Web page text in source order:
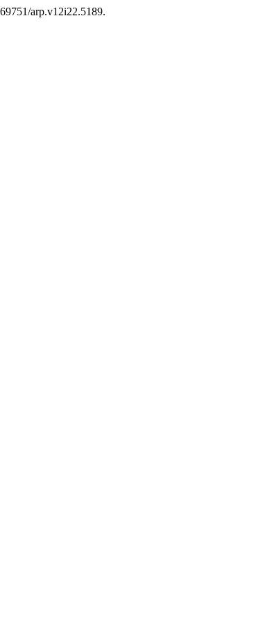
arp.v12i22.5189.